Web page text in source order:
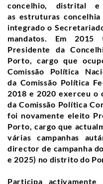
concelhio, distrital
as estruturas
integrado o
mandatos. Em
Presidente da
Porto, cargo que
Comissão Política
da Comissão Política
2018 e 2020 exerceu o
da Comissão Política
foi novamente eleito
Porto, cargo que
várias campanhas
director de campanha
e 2025) no distrito do
Participa